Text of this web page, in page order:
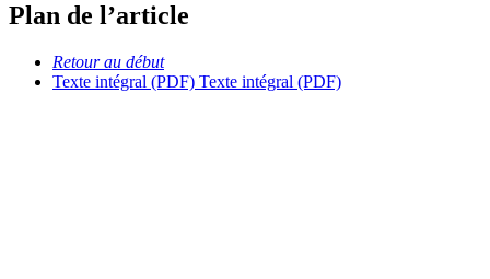
Plan de l’article
Retour au début
Texte intégral (PDF) Texte intégral (PDF)